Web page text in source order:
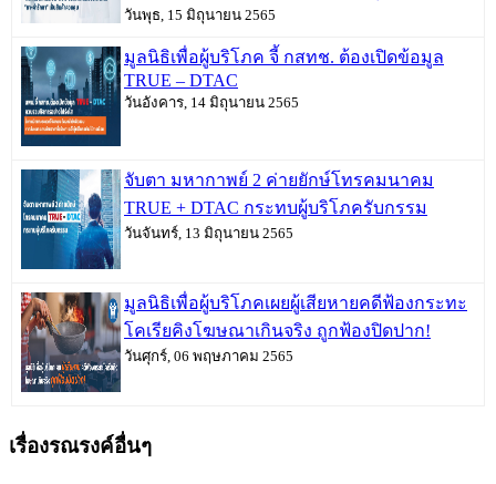
วันพุธ, 15 มิถุนายน 2565
มูลนิธิเพื่อผู้บริโภค จี้ กสทช. ต้องเปิดข้อมูล
TRUE – DTAC
วันอังคาร, 14 มิถุนายน 2565
จับตา มหากาพย์ 2 ค่ายยักษ์โทรคมนาคม
TRUE + DTAC กระทบผู้บริโภครับกรรม
วันจันทร์, 13 มิถุนายน 2565
มูลนิธิเพื่อผู้บริโภคเผยผู้เสียหายคดีฟ้องกระทะ
โคเรียคิงโฆษณาเกินจริง ถูกฟ้องปิดปาก!
วันศุกร์, 06 พฤษภาคม 2565
เรื่องรณรงค์อื่นๆ